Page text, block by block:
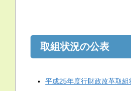
取組状況の公表
平成25年度行財政改革取